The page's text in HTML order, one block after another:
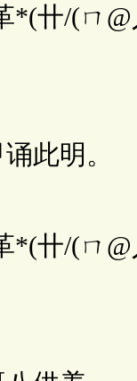
(ㄇ@人
明。
(ㄇ@人